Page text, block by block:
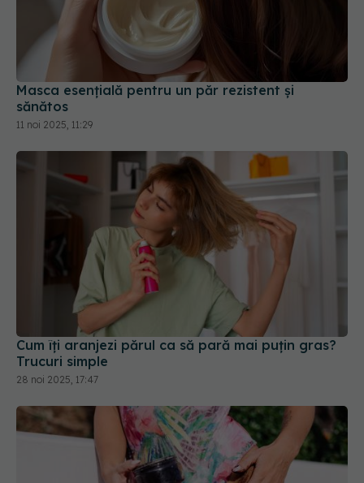
Masca esențială pentru un păr rezistent și
sănătos
11 noi 2025, 11:29
Cum îți aranjezi părul ca să pară mai puțin gras?
Trucuri simple
28 noi 2025, 17:47